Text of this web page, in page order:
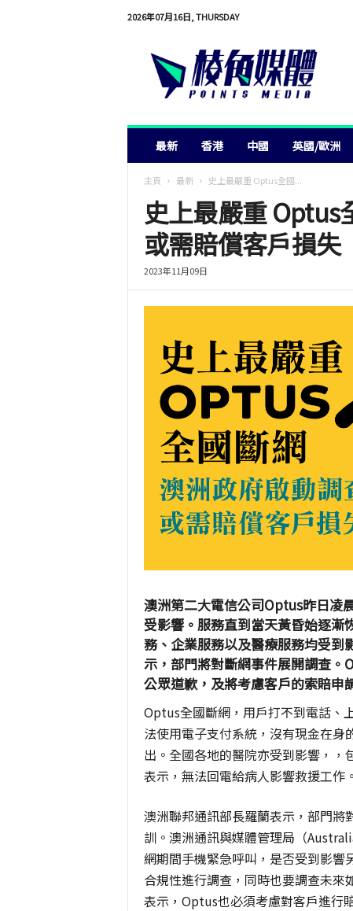
2026年07月16日, THURSDAY
最新 香港 中國 英國/歐洲
主頁 最新 史上最嚴重 Optus全國...
史上最嚴重 Optus
或需賠償客戶損失
2023年11月09日
澳洲第二大電信公司Optus昨日凌
受影響。服務直到當天黃昏始逐漸
務、企業服務以及醫療服務均受
示，部門將對斷網事件展開調查
公眾道歉，及將考慮客戶的索賠申
Optus全國斷網，用戶打不到電話、
法使用電子支付系統，沒有現金在
出。全國各地的醫院亦受到影響，
表示，無法回電給病人影響救援工作。
澳洲聯邦通訊部長羅蘭表示，部門將
訓。澳洲通訊與媒體管理局（
網期間手機緊急呼叫，是否受到影響
合規性進行調查，同時也要調查未
表示，Optus也必須考慮對客戶進行